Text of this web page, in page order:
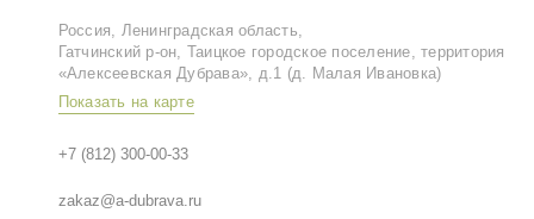
Россия, Ленинградская область,
Гатчинский р‑он, Таицкое городское поселение, территория
«Алексеевская Дубрава», д.1 (д. Малая Ивановка)
Показать на карте
+7 (812) 300-00-33
zakaz@a-dubrava.ru